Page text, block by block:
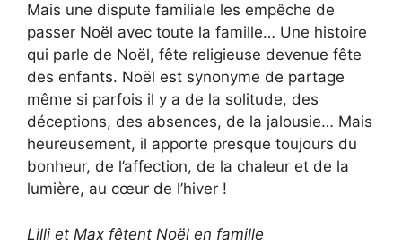
Mais une dispute familiale les empêche de
passer Noël avec toute la famille… Une histoire
qui parle de Noël, fête religieuse devenue fête
des enfants. Noël est synonyme de partage
même si parfois il y a de la solitude, des
déceptions, des absences, de la jalousie… Mais
heureusement, il apporte presque toujours du
bonheur, de l’affection, de la chaleur et de la
lumière, au cœur de l’hiver !
Lilli et Max fêtent Noël en famille